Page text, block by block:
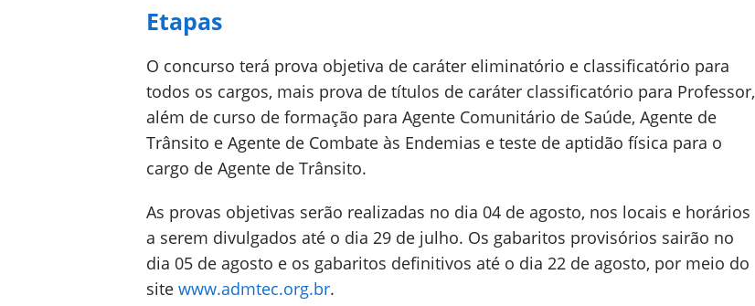
Etapas
O concurso terá prova objetiva de caráter eliminatório e classificatório para
todos os cargos, mais prova de títulos de caráter classificatório para Professor,
além de curso de formação para Agente Comunitário de Saúde, Agente de
Trânsito e Agente de Combate às Endemias e teste de aptidão física para o
cargo de Agente de Trânsito.
As provas objetivas serão realizadas no dia 04 de agosto, nos locais e horários
a serem divulgados até o dia 29 de julho. Os gabaritos provisórios sairão no
dia 05 de agosto e os gabaritos definitivos até o dia 22 de agosto, por meio do
site www.admtec.org.br.